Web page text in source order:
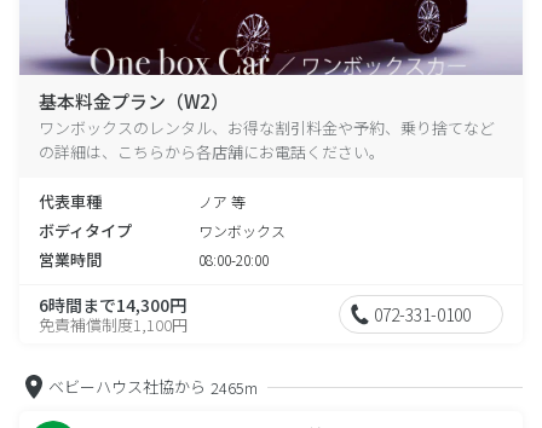
基本料金プラン（W2）
ワンボックスのレンタル、お得な割引料金や予約、乗り捨てなど
の詳細は、こちらから各店舗にお電話ください。
代表車種 ノア 等
ボディタイプ ワンボックス
営業時間 08:00-20:00
6時間まで14,300円
免責補償制度1,100円 072-331-0100
ベビーハウス社協から 2465m